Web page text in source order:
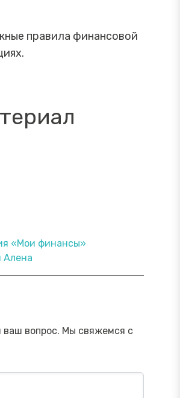
правила финансовой
«Мои финансы»
Алена
ваш вопрос. Мы свяжемся с
Посмотреть→